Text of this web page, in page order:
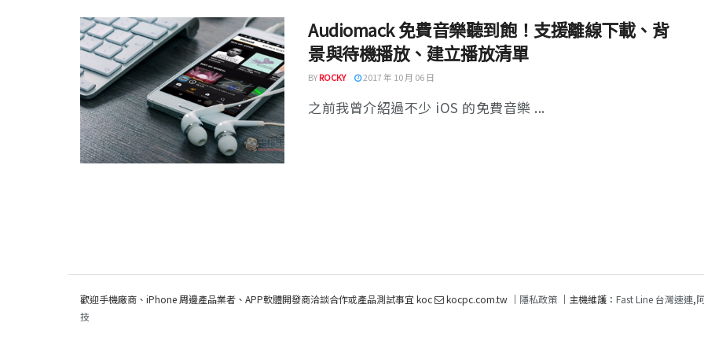
Audiomack 免費音樂聽到飽！支援離線下載、背
景與待機播放、建立播放清單
BYROCKY 2017 年 10 月 06 日
之前我曾介紹過不少 iOS 的免費音樂 ...
歡迎手機廠商、iPhone 周邊產品業者、APP軟體開發商洽談合作或產品測試事宜 koc kocpc.com.tw ｜ 隱私政策 ｜主機維護： Fast Line 台灣速連,
技